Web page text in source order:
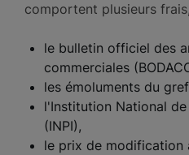
comportent plusieurs
le bulletin officiel des
commerciales
les émoluments du
l'Institution National
(INPI),
le prix de modification